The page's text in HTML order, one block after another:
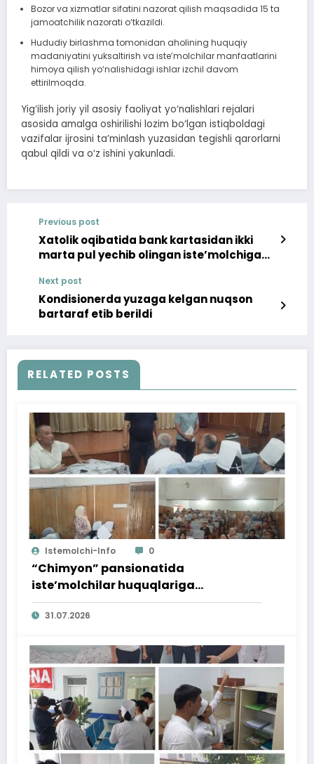
Bozor va xizmatlar sifatini nazorat qilish maqsadida 15 ta
jamoatchilik nazorati o‘tkazildi.
Hududiy birlashma tomonidan aholining huquqiy
madaniyatini yuksaltirish va iste’molchilar manfaatlarini
himoya qilish yo‘nalishidagi ishlar izchil davom
ettirilmoqda.
Yig‘ilish joriy yil asosiy faoliyat yo‘nalishlari rejalari
asosida amalga oshirilishi lozim bo‘lgan istiqboldagi
vazifalar ijrosini ta’minlash yuzasidan tegishli qarorlarni
qabul qildi va o‘z ishini yakunladi.
Previous post
Xatolik oqibatida bank kartasidan ikki
marta pul yechib olingan iste’molchiga
qaytarildi
Next post
Kondisionerda yuzaga kelgan nuqson
bartaraf etib berildi
RELATED POSTS
Istemolchi-Info 0
“Chimyon” pansionatida
iste’molchilar huquqlariga
bag‘ishlangan targ‘ibot tadbiri
o‘tkazildi
31.07.2026